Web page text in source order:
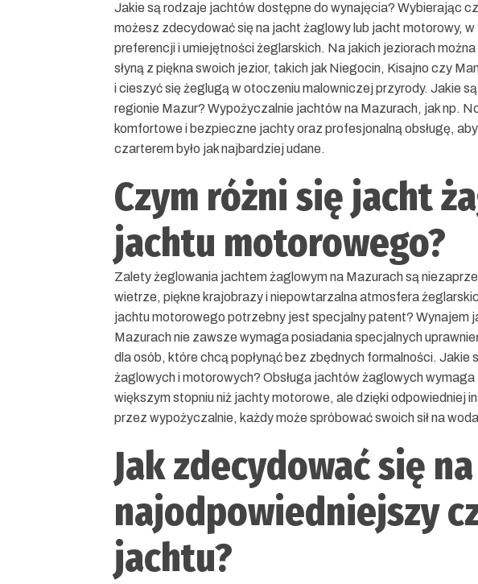
Jakie są rodzaje jachtów dostępne do wynajęcia? Wybierając
możesz zdecydować się na jacht żaglowy lub jacht motorowy,
preferencji i umiejętności żeglarskich. Na jakich jeziorach
słyną z piękna swoich jezior, takich jak Niegocin, Kisajno czy
i cieszyć się żeglugą w otoczeniu malowniczej przyrody. Jakie
regionie Mazur? Wypożyczalnie jachtów na Mazurach, jak np.
komfortowe i bezpieczne jachty oraz profesjonalną obsługę,
czarterem było jak najbardziej udane.
Czym różni się jacht
jachtu motorowego?
Zalety żeglowania jachtem żaglowym na Mazurach są
wietrze, piękne krajobrazy i niepowtarzalna atmosfera
jachtu motorowego potrzebny jest specjalny patent? Wynajem
Mazurach nie zawsze wymaga posiadania specjalnych
dla osób, które chcą popłynąć bez zbędnych formalności. Jakie
żaglowych i motorowych? Obsługa jachtów żaglowych
większym stopniu niż jachty motorowe, ale dzięki odpowiedniej
przez wypożyczalnie, każdy może spróbować swoich sił na
Jak zdecydować się na
najodpowiedniejszy
jachtu?